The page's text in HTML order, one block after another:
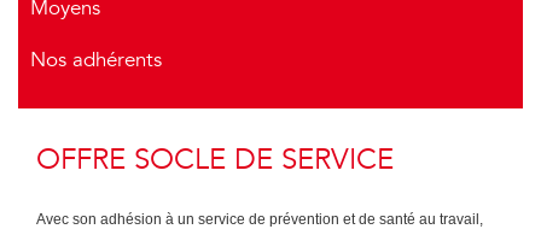
Moyens
Nos adhérents
OFFRE SOCLE DE SERVICE
Avec son adhésion à un service de prévention et de santé au travail,